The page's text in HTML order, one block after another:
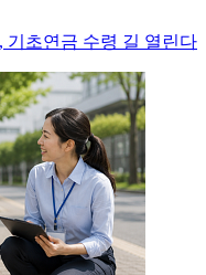
기초연금 수령 길 열린다